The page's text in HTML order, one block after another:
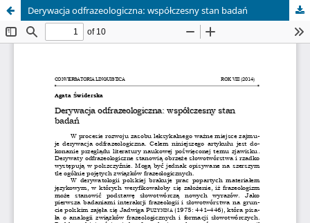
Derywacja odfrazeologiczna: współczesny stan badań